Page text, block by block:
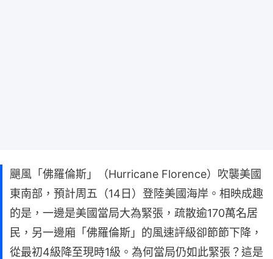
颶風「佛羅倫斯」（Hurricane Florence）吹襲美國
東南部，預計周五（14日）登陸美國海岸。相映成趣
的是，一邊是美國當局大為緊張，疏散逾170萬名居
民，另一邊廂「佛羅倫斯」的風速評級卻節節下降，
從最初4級降至現時1級。為何當局仍如此緊張？這是